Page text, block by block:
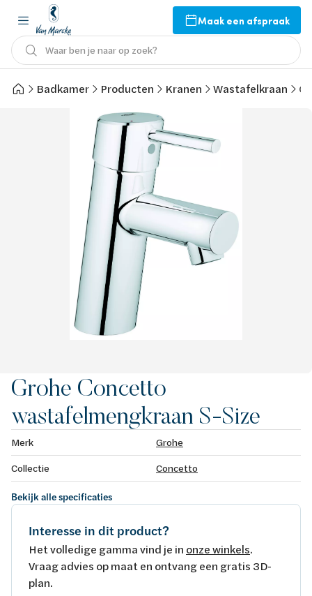
Maak een afspraak
Waar ben je naar op zoek?
Badkamer Producten Kranen Wastafelkraan
Grohe Concetto
wastafelmengkraan S-Size
Merk
Grohe
Collectie
Concetto
Bekijk alle specificaties
Interesse in dit product?
Het volledige gamma vind je in onze winkels.
Vraag advies op maat en ontvang een gratis 3D-
plan.